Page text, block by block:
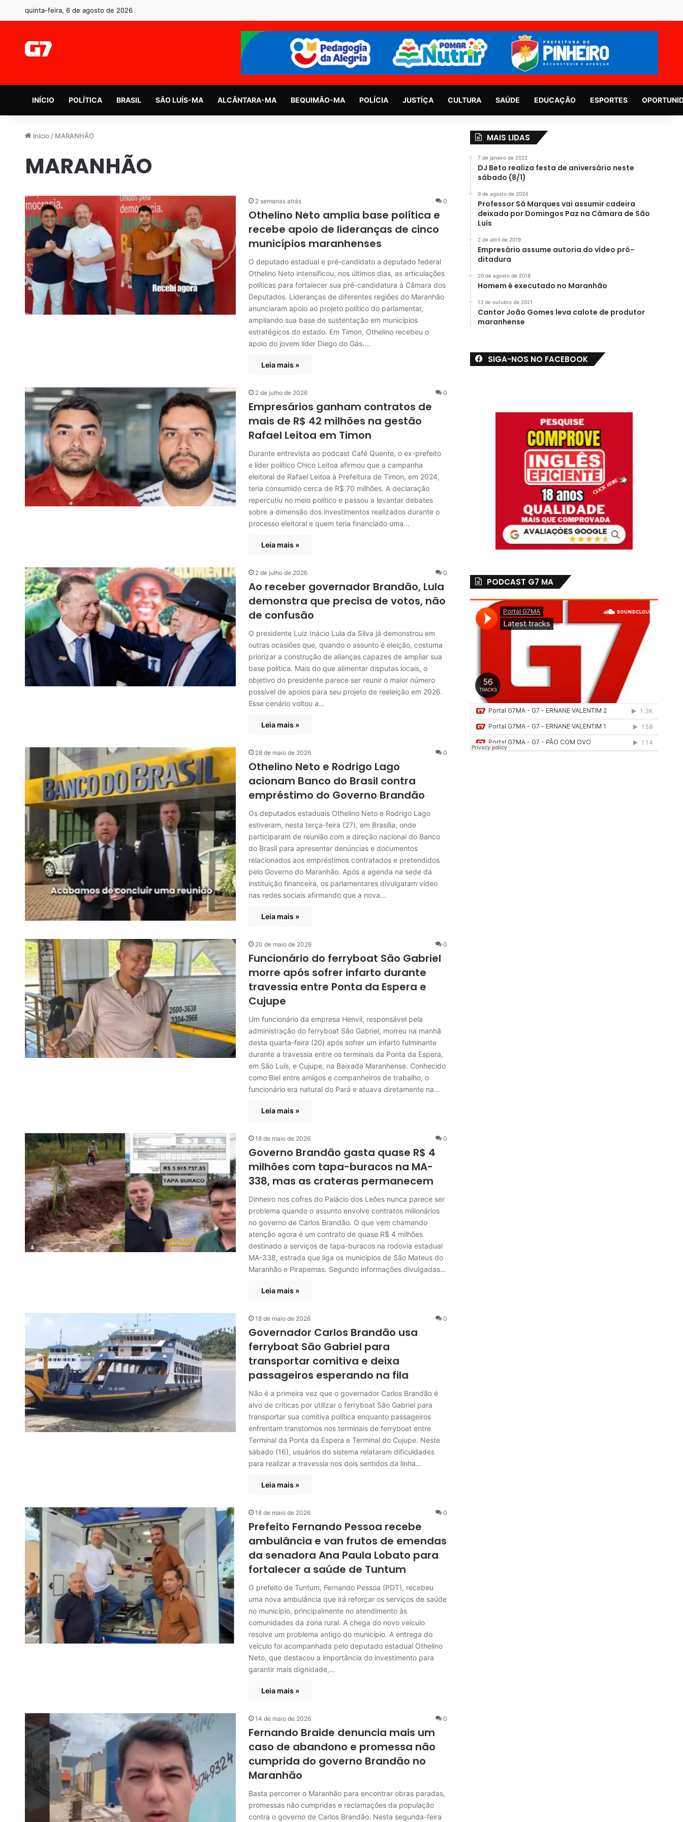
quinta-feira, 6 de agosto de 2026
INÍCIO POLÍTICA BRASIL SÃO LUÍS-MA ALCÂNTARA-MA BEQUIMÃO-MA POLÍCIA JUSTÍÇA CULTURA SAÚDE EDUCAÇÃO ESPORTES
Início / MARANHÃO
MARANHÃO
2 semanas atrás 0
Othelino Neto amplia base política e
recebe apoio de lideranças de cinco
municípios maranhenses
O deputado estadual e pré-candidato a deputado federal
Othelino Neto intensificou, nos últimos dias, as articulações
políticas para fortalecer sua pré-candidatura à Câmara dos
Deputados. Lideranças de diferentes regiões do Maranhão
anunciaram apoio ao projeto político do parlamentar,
ampliando sua base de sustentação em municípios
estratégicos do estado. Em Timon, Othelino recebeu o
apoio do jovem líder Diego do Gás.…
Leia mais »
2 de julho de 2026 0
Empresários ganham contratos de
mais de R$ 42 milhões na gestão
Rafael Leitoa em Timon
Durante entrevista ao podcast Café Quente, o ex-prefeito
e líder político Chico Leitoa afirmou que a campanha
eleitoral de Rafael Leitoa à Prefeitura de Timon, em 2024,
teria consumido cerca de R$ 70 milhões. A declaração
repercutiu no meio político e passou a levantar debates
sobre a dimensão dos investimentos realizados durante o
processo eleitoral e quem teria financiado uma…
Leia mais »
2 de julho de 2026 0
Ao receber governador Brandão, Lula
demonstra que precisa de votos, não
de confusão
O presidente Luiz Inácio Lula da Silva já demonstrou em
outras ocasiões que, quando o assunto é eleição, costuma
priorizar a construção de alianças capazes de ampliar sua
base política. Mais do que alimentar disputas locais, o
objetivo do presidente parece ser reunir o maior número
possível de apoios para seu projeto de reeleição em 2026.
Esse cenário voltou a…
Leia mais »
28 de maio de 2026 0
Othelino Neto e Rodrigo Lago
acionam Banco do Brasil contra
empréstimo do Governo Brandão
Os deputados estaduais Othelino Neto e Rodrigo Lago
estiveram, nesta terça-feira (27), em Brasília, onde
participaram de reunião com a direção nacional do Banco
do Brasil para apresentar denúncias e documentos
relacionados aos empréstimos contratados e pretendidos
pelo Governo do Maranhão. Após a agenda na sede da
instituição financeira, os parlamentares divulgaram vídeo
nas redes sociais afirmando que a nova…
Leia mais »
20 de maio de 2026 0
Funcionário do ferryboat São Gabriel
morre após sofrer infarto durante
travessia entre Ponta da Espera e
Cujupe
Um funcionário da empresa Henvil, responsável pela
administração do ferryboat São Gabriel, morreu na manhã
desta quarta-feira (20) após sofrer um infarto fulminante
durante a travessia entre os terminais da Ponta da Espera,
em São Luís, e Cujupe, na Baixada Maranhense. Conhecido
como Biel entre amigos e companheiros de trabalho, o
funcionário era natural do Pará e atuava diretamente na…
Leia mais »
18 de maio de 2026 0
Governo Brandão gasta quase R$ 4
milhões com tapa-buracos na MA-
338, mas as crateras permanecem
Dinheiro nos cofres do Palácio dos Leões nunca parece ser
problema quando o assunto envolve contratos milionários
no governo de Carlos Brandão. O que vem chamando
atenção agora é um contrato de quase R$ 4 milhões
destinado a serviços de tapa-buracos na rodovia estadual
MA-338, estrada que liga os municípios de São Mateus do
Maranhão e Pirapemas. Segundo informações divulgadas…
Leia mais »
18 de maio de 2026 0
Governador Carlos Brandão usa
ferryboat São Gabriel para
transportar comitiva e deixa
passageiros esperando na fila
Não é a primeira vez que o governador Carlos Brandão é
alvo de críticas por utilizar o ferryboat São Gabriel para
transportar sua comitiva política enquanto passageiros
enfrentam transtornos nos terminais de ferryboat entre
Terminal da Ponta da Espera e Terminal do Cujupe. Neste
sábado (16), usuários do sistema relataram dificuldades
para realizar a travessia nos dois sentidos da linha…
Leia mais »
18 de maio de 2026 0
Prefeito Fernando Pessoa recebe
ambulância e van frutos de emendas
da senadora Ana Paula Lobato para
fortalecer a saúde de Tuntum
O prefeito de Tuntum, Fernando Pessoa (PDT), recebeu
uma nova ambulância que irá reforçar os serviços de saúde
no município, principalmente no atendimento às
comunidades da zona rural. A chega do novo veículo
resolve um problema antigo do município. A entrega do
veículo foi acompanhada pelo deputado estadual Othelino
Neto, que destacou a importância do investimento para
garantir mais dignidade,…
Leia mais »
14 de maio de 2026 0
Fernando Braide denuncia mais um
caso de abandono e promessa não
cumprida do governo Brandão no
Maranhão
Basta percorrer o Maranhão para encontrar obras paradas,
promessas não cumpridas e reclamações da população
contra o governo de Carlos Brandão. Nesta segunda-feira
MAIS LIDAS
7 de janeiro de 2022
DJ Beto realiza festa de aniversário neste
sábado (8/1)
9 de agosto de 2024
Professor Sá Marques vai assumir cadeira
deixada por Domingos Paz na Câmara de São
Luís
2 de abril de 2019
Empresário assume autoria do vídeo pró-
ditadura
20 de agosto de 2018
Homem é executado no Maranhão
13 de outubro de 2021
Cantor João Gomes leva calote de produtor
maranhense
SIGA-NOS NO FACEBOOK
PODCAST G7 MA